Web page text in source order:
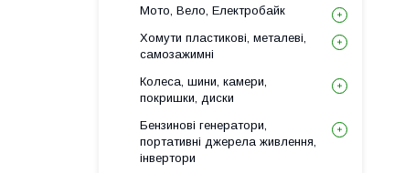
Мото, Вело, Електробайк
Хомути пластикові, металеві,
самозажимні
Колеса, шини, камери,
покришки, диски
Бензинові генератори,
портативні джерела живлення,
інвертори